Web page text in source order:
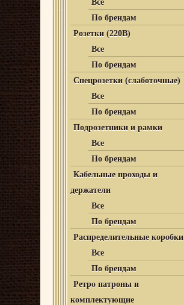
Все
По брендам
Розетки (220В)
Все
По брендам
Спецрозетки (слаботочные)
Все
По брендам
Подрозетники и рамки
Все
По брендам
Кабельные проходы и
держатели
Все
По брендам
Распределительные коробки
Все
По брендам
Ретро патроны и
комплектующие